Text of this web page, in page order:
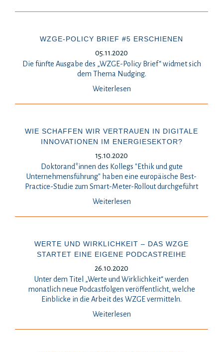
WZGE-POLICY BRIEF #5 ERSCHIENEN
05.11.2020
Die fünfte Ausgabe des „WZGE-Policy Brief“ widmet sich
dem Thema Nudging.
Weiterlesen
WIE SCHAFFEN WIR VERTRAUEN IN DIGITALE
INNOVATIONEN IM ENERGIESEKTOR?
15.10.2020
Doktorand*innen des Kollegs "Ethik und gute
Unternehmensführung" haben eine europäische Best-
Practice-Studie zum Smart-Meter-Rollout durchgeführt
Weiterlesen
WERTE UND WIRKLICHKEIT – DAS WZGE
STARTET EINE EIGENE PODCASTREIHE
26.10.2020
Unter dem Titel „Werte und Wirklichkeit“ werden
monatlich neue Podcastfolgen veröffentlicht, welche
Einblicke in die Arbeit des WZGE vermitteln.
Weiterlesen